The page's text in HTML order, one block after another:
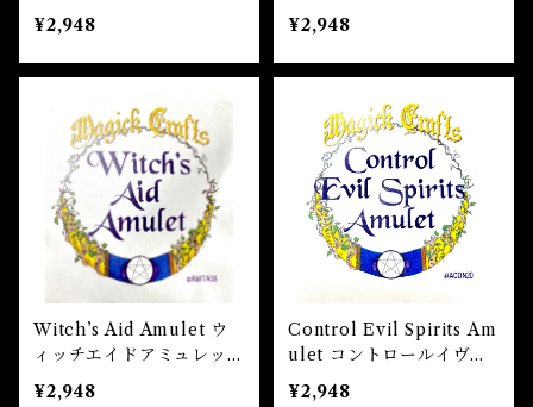
ソロモンアミュレット 白
魔術アミュレット
¥2,948
ュレット
¥2,948
Witch’s Aid Amulet ウ
ィッチエイドアミュレッ
ト 白魔術アミュレット
¥2,948
Control Evil Spirits Am
ulet コントロールイヴィ
ルスピリッツアミュレッ
¥2,948